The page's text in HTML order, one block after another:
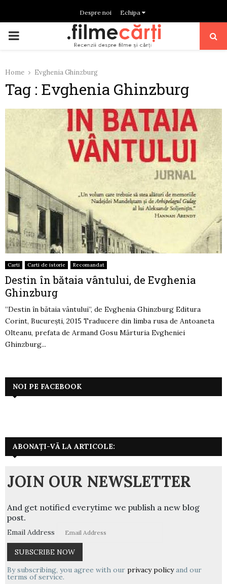
Despre noi Echipa
PRIMARY
Home Evghenia Ghinzburg
Tag : Evghenia Ghinzburg
Carti Carti de istorie Recomandat
Destin în bătaia vântului, de Evghenia
Ghinzburg
”Destin în bătaia vântului”, de Evghenia Ghinzburg Editura
Corint, Bucureşti, 2015 Traducere din limba rusa de Antoaneta
Olteanu, prefata de Armand Gosu Mărturia Evgheniei
Ghinzburg...
NOI PE FACEBOOK
ABONAȚI-VĂ LA ARTICOLE:
JOIN OUR NEWSLETTER
And get notified everytime we publish a new blog
post.
Email Address
By subscribing, you agree with our privacy policyand our
terms of service.